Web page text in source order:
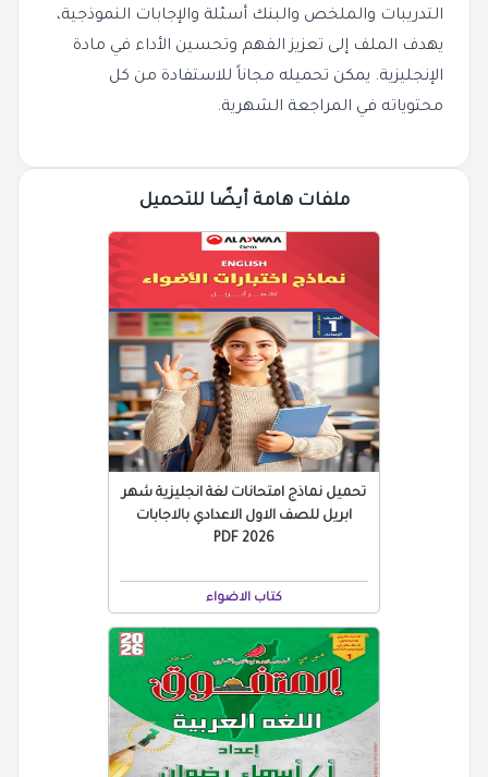
التدريبات والملخص والبنك أسئلة والإجابات النموذجية،
يهدف الملف إلى تعزيز الفهم وتحسين الأداء في مادة
الإنجليزية. يمكن تحميله مجاناً للاستفادة من كل
محتوياته في المراجعة الشهرية.
ملفات هامة أيضًا للتحميل
تحميل نماذج امتحانات لغة انجليزية شهر
ابريل للصف الاول الاعدادي بالاجابات
2026 PDF
كتاب الاضواء